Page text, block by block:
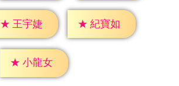
★ 王宇婕 ★ 紀寶如
★ 小龍女